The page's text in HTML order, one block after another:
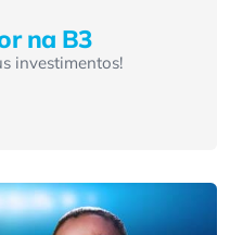
na B3
investimentos!